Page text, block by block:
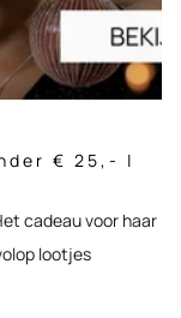
€ 25,- |
cadeau voor haar
lootjes